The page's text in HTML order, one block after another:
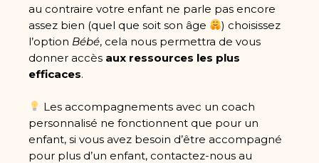
au contraire votre enfant ne parle pas encore
assez bien (quel que soit son âge
) choisissez
l’option Bébé, cela nous permettra de vous
donner accès aux ressources les plus
efficaces.
Les accompagnements avec un coach
personnalisé ne fonctionnent que pour un
enfant, si vous avez besoin d’être accompagné
pour plus d’un enfant, contactez-nous au